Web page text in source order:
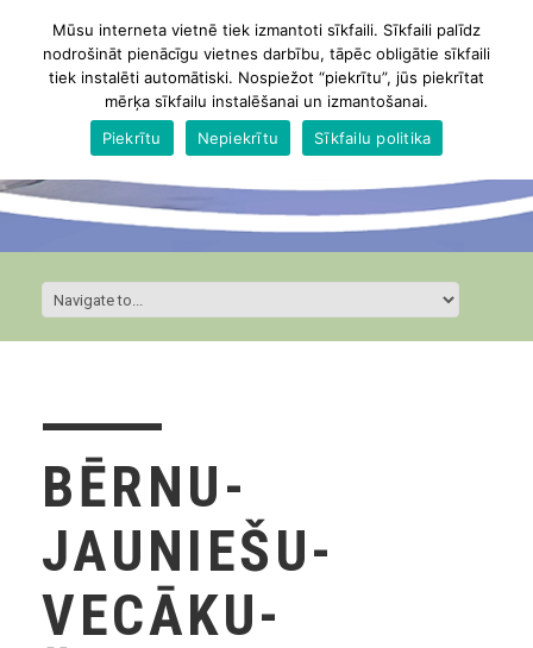
BĒRNU-
JAUNIEŠU-
VECĀKU-
Mūsu interneta vietnē tiek izmantoti sīkfaili. Sīkfaili palīdz
nodrošināt pienācīgu vietnes darbību, tāpēc obligātie sīkfaili
tiek instalēti automātiski. Nospiežot “piekrītu”, jūs piekrītat
mērķa sīkfailu instalēšanai un izmantošanai.
Piekrītu
Nepiekrītu Sīkfailu politika